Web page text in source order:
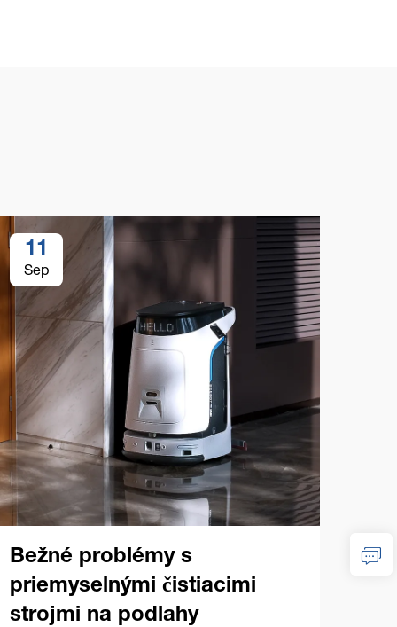
11
Sep
Bežné problémy s
priemyselnými čistiacimi
strojmi na podlahy
na